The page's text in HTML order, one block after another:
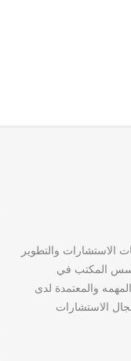
الاستشارات والتطوير
المكتب في
المهمه والمعتمدة لدى
الاستشارات